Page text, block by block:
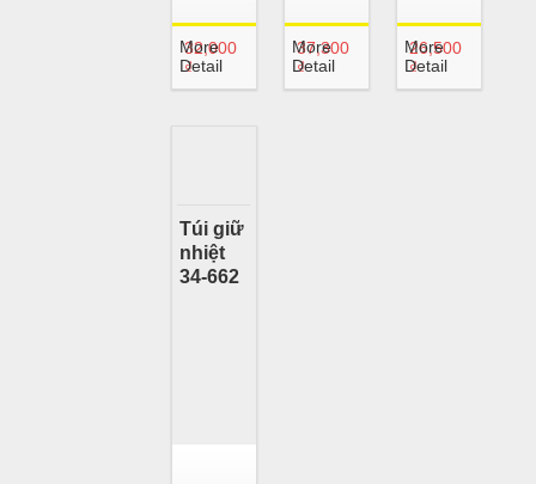
32,000
₫
More
Detail
37,300
₫
More
Detail
26,500
₫
More
Detail
Túi giữ
nhiệt
34-662